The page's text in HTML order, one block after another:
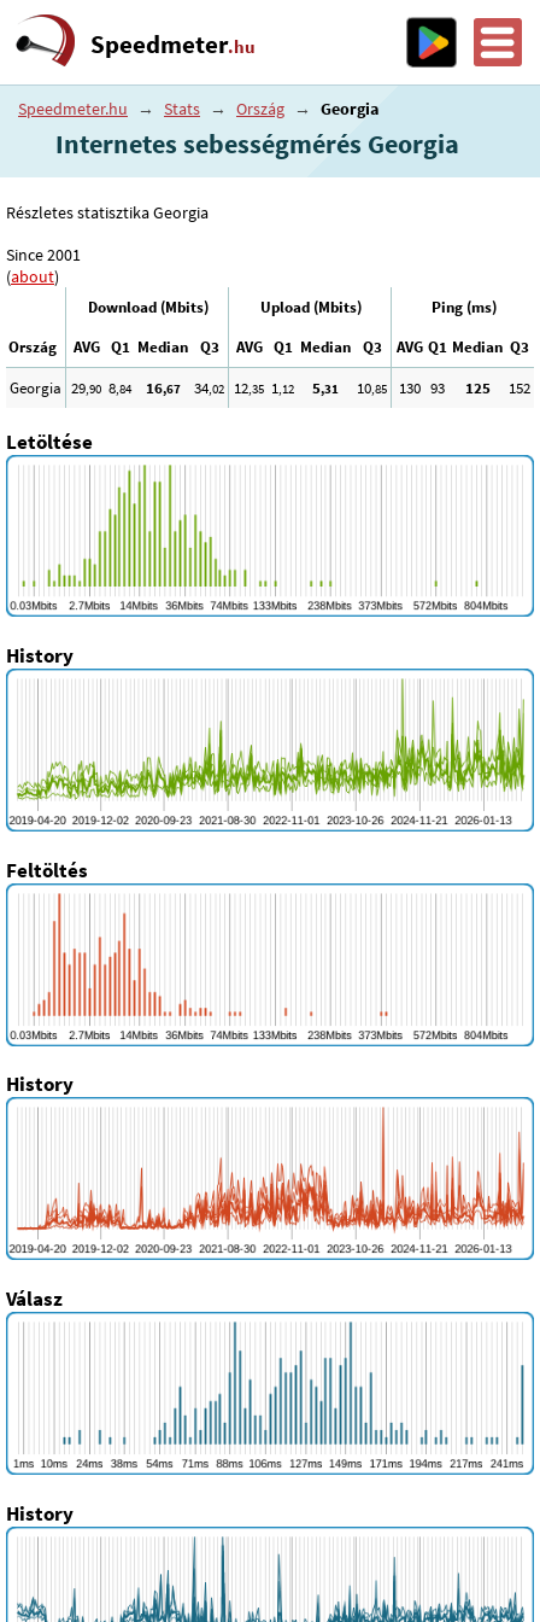
Speedmeter.hu
Speedmeter.hu → Stats → Ország → Georgia
Internetes sebességmérés Georgia
Részletes statisztika Georgia
Since 2001
(about)
Download (Mbits) Upload (Mbits)
Ping (ms)
Ország
AVG Q1 Median Q3 AVG Q1 Median Q3 AVG Q1 Median Q3
Georgia 29,90 8,84 16,67 34,02 12,35 1,12 5,31 10,85 130 93 125 152
Letöltése
History
Feltöltés
History
Válasz
History